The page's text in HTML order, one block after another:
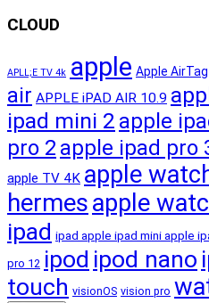
CLOUD
APLL;E TV 4k apple Apple AirTag
air APPLE iPAD AIR 10.9
ipad mini 2 apple
pro 2 apple ipad pro
apple TV 4K apple
hermesapple
ipad ipad apple ipad mini apple
pro 12 ipod ipod nano
touch visionOS vision pro